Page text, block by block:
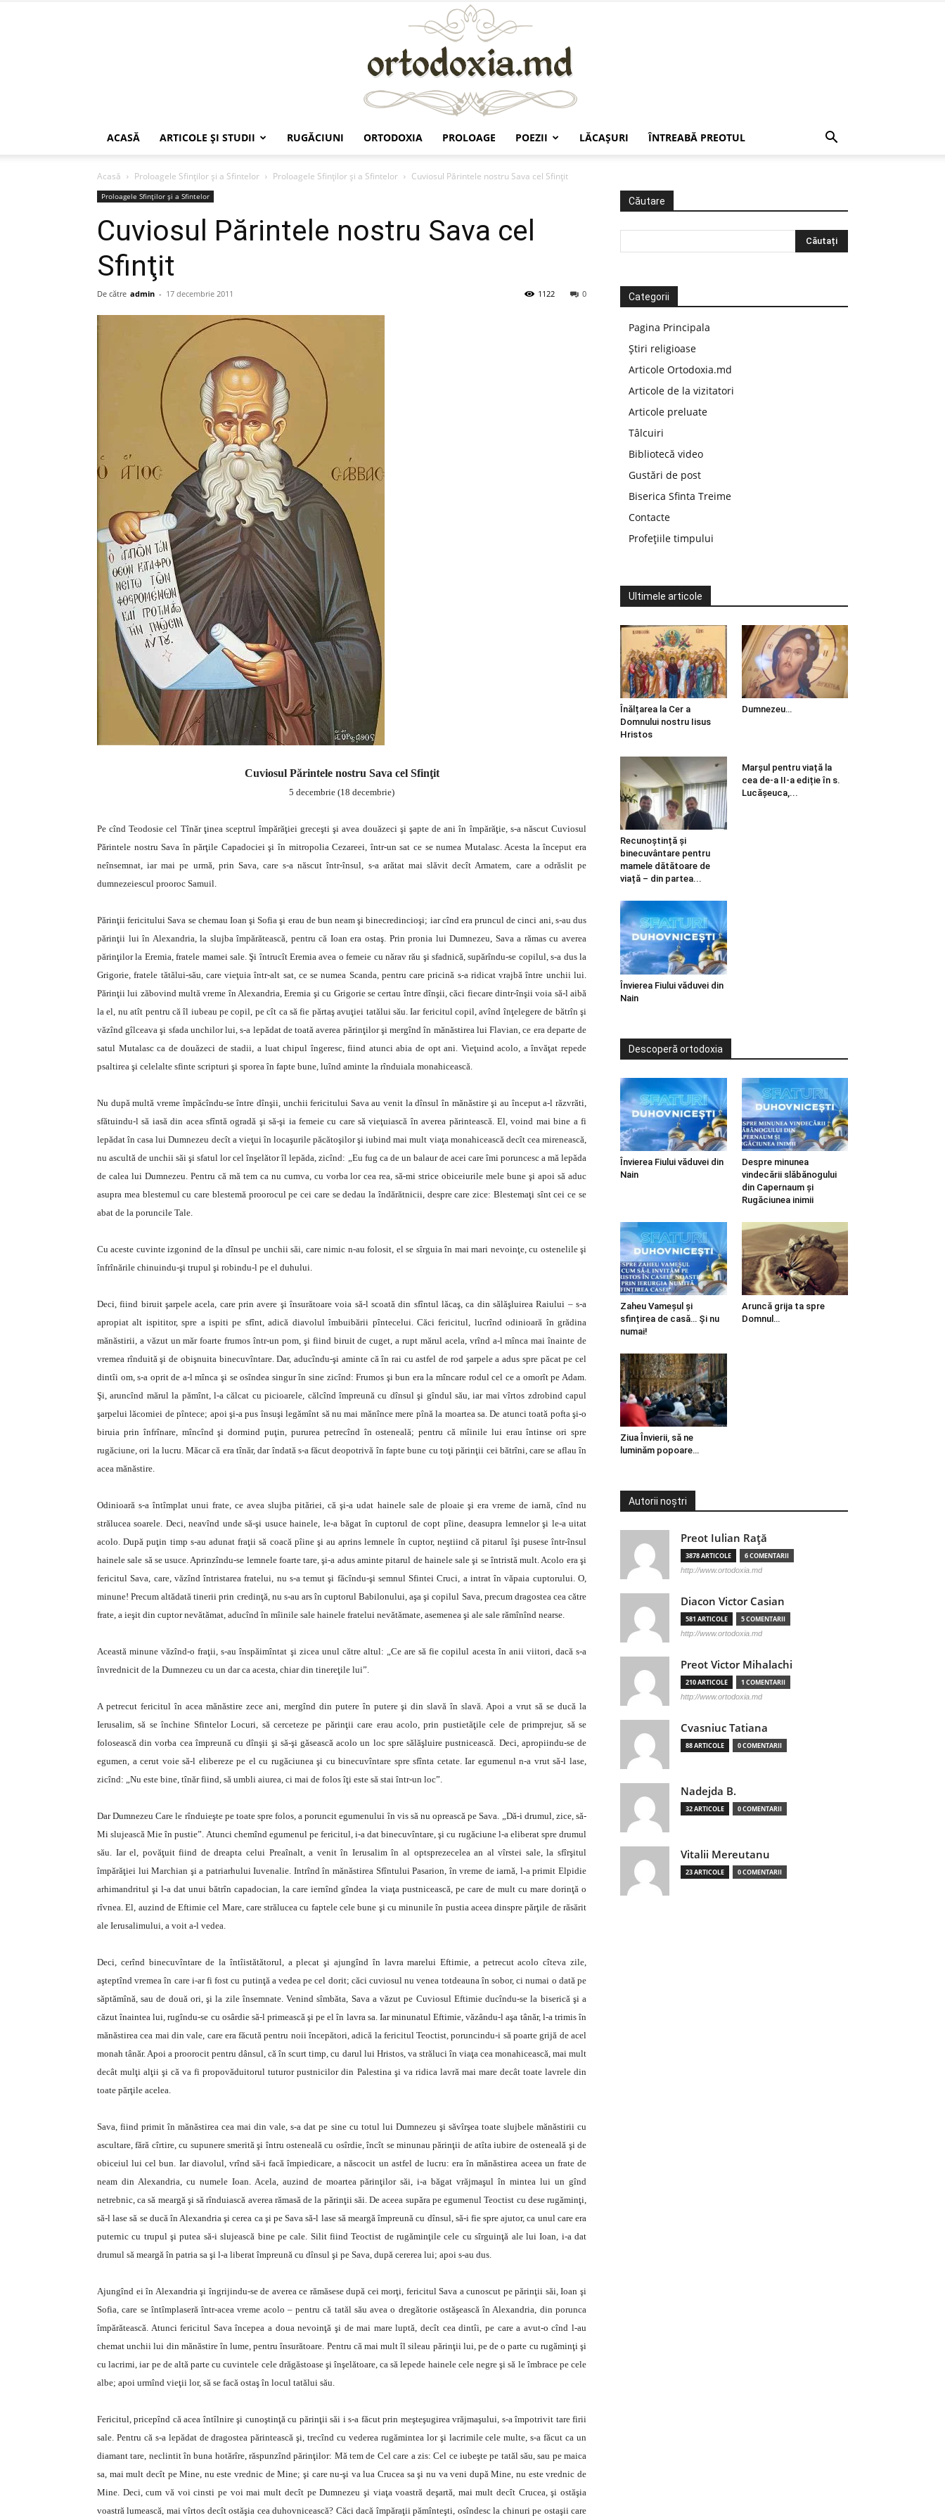
ACASĂ ARTICOLE ŞI STUDII RUGĂCIUNI ORTODOXIA PROLOAGE POEZII LĂCAŞURI ÎNTREABĂ PREOTUL
Acasă Proloagele Sfinților și a Sfintelor Proloagele Sfinților și a Sfintelor Cuviosul Părintele nostru Sava cel Sfinţit
Proloagele Sfinților și a Sfintelor
Cuviosul Părintele nostru Sava cel
Sfinţit
De către admin - 17 decembrie 2011 0
1122
Cuviosul Părintele nostru Sava cel Sfinţit
5 decembrie (18 decembrie)
Pe cînd Teodosie cel Tînăr ţinea sceptrul împărăţiei greceşti şi avea douăzeci şi şapte de ani în împărăţie, s-a născut Cuviosul
Părintele nostru Sava în părţile Capadociei şi în mitropolia Cezareei, într-un sat ce se numea Mutalasc. Acesta la început era
neînsemnat, iar mai pe urmă, prin Sava, care s-a născut într-însul, s-a arătat mai slăvit decît Armatem, care a odrăslit pe
dumnezeiescul prooroc Samuil.
Părinţii fericitului Sava se chemau Ioan şi Sofia şi erau de bun neam şi binecredincioşi; iar cînd era pruncul de cinci ani, s-au dus
părinţii lui în Alexandria, la slujba împărătească, pentru că Ioan era ostaş. Prin pronia lui Dumnezeu, Sava a rămas cu averea
părinţilor la Eremia, fratele mamei sale. Şi întrucît Eremia avea o femeie cu nărav rău şi sfadnică, supărîndu-se copilul, s-a dus la
Grigorie, fratele tătălui-său, care vieţuia într-alt sat, ce se numea Scanda, pentru care pricină s-a ridicat vrajbă între unchii lui.
Părinţii lui zăbovind multă vreme în Alexandria, Eremia şi cu Grigorie se certau între dînşii, căci fiecare dintr-înşii voia să-l aibă
la el, nu atît pentru că îl iubeau pe copil, pe cît ca să fie părtaş avuţiei tatălui său. Iar fericitul copil, avînd înţelegere de bătrîn şi
văzînd gîlceava şi sfada unchilor lui, s-a lepădat de toată averea părinţilor şi mergînd în mănăstirea lui Flavian, ce era departe de
satul Mutalasc ca de douăzeci de stadii, a luat chipul îngeresc, fiind atunci abia de opt ani. Vieţuind acolo, a învăţat repede
psaltirea şi celelalte sfinte scripturi şi sporea în fapte bune, luînd aminte la rînduiala monahicească.
Nu după multă vreme împăcîndu-se între dînşii, unchii fericitului Sava au venit la dînsul în mănăstire şi au început a-l răzvrăti,
sfătuindu-l să iasă din acea sfîntă ogradă şi să-şi ia femeie cu care să vieţuiască în averea părintească. El, voind mai bine a fi
lepădat în casa lui Dumnezeu decît a vieţui în locaşurile păcătoşilor şi iubind mai mult viaţa monahicească decît cea mirenească,
nu ascultă de unchii săi şi sfatul lor cel înşelător îl lepăda, zicînd: „Eu fug ca de un balaur de acei care îmi poruncesc a mă lepăda
de calea lui Dumnezeu. Pentru că mă tem ca nu cumva, cu vorba lor cea rea, să-mi strice obiceiurile mele bune şi apoi să aduc
asupra mea blestemul cu care blestemă proorocul pe cei care se dedau la îndărătnicii, despre care zice: Blestemaţi sînt cei ce se
abat de la poruncile Tale.
Cu aceste cuvinte izgonind de la dînsul pe unchii săi, care nimic n-au folosit, el se sîrguia în mai mari nevoinţe, cu ostenelile şi
înfrînările chinuindu-şi trupul şi robindu-l pe el duhului.
Deci, fiind biruit şarpele acela, care prin avere şi însurătoare voia să-l scoată din sfîntul lăcaş, ca din sălăşluirea Raiului – s-a
apropiat alt ispititor, spre a ispiti pe sfînt, adică diavolul îmbuibării pîntecelui. Căci fericitul, lucrînd odinioară în grădina
mănăstirii, a văzut un măr foarte frumos într-un pom, şi fiind biruit de cuget, a rupt mărul acela, vrînd a-l mînca mai înainte de
vremea rînduită şi de obişnuita binecuvîntare. Dar, aducîndu-şi aminte că în rai cu astfel de rod şarpele a adus spre păcat pe cel
dintîi om, s-a oprit de a-l mînca şi se osîndea singur în sine zicînd: Frumos şi bun era la mîncare rodul cel ce a omorît pe Adam.
Şi, aruncînd mărul la pămînt, l-a călcat cu picioarele, călcînd împreună cu dînsul şi gîndul său, iar mai vîrtos zdrobind capul
şarpelui lăcomiei de pîntece; apoi şi-a pus însuşi legămînt să nu mai mănînce mere pînă la moartea sa. De atunci toată pofta şi-o
biruia prin înfrînare, mîncînd şi dormind puţin, pururea petrecînd în osteneală; pentru că mîinile lui erau întinse ori spre
rugăciune, ori la lucru. Măcar că era tînăr, dar îndată s-a făcut deopotrivă în fapte bune cu toţi părinţii cei bătrîni, care se aflau în
acea mănăstire.
Odinioară s-a întîmplat unui frate, ce avea slujba pităriei, că şi-a udat hainele sale de ploaie şi era vreme de iarnă, cînd nu
strălucea soarele. Deci, neavînd unde să-şi usuce hainele, le-a băgat în cuptorul de copt pîine, deasupra lemnelor şi le-a uitat
acolo. După puţin timp s-au adunat fraţii să coacă pîine şi au aprins lemnele în cuptor, neştiind că pitarul îşi pusese într-însul
hainele sale să se usuce. Aprinzîndu-se lemnele foarte tare, şi-a adus aminte pitarul de hainele sale şi se întristă mult. Acolo era şi
fericitul Sava, care, văzînd întristarea fratelui, nu s-a temut şi făcîndu-şi semnul Sfintei Cruci, a intrat în văpaia cuptorului. O,
minune! Precum altădată tinerii prin credinţă, nu s-au ars în cuptorul Babilonului, aşa şi copilul Sava, precum dragostea cea către
frate, a ieşit din cuptor nevătămat, aducînd în mîinile sale hainele fratelui nevătămate, asemenea şi ale sale rămînînd nearse.
Această minune văzînd-o fraţii, s-au înspăimîntat şi zicea unul către altul: „Ce are să fie copilul acesta în anii viitori, dacă s-a
învrednicit de la Dumnezeu cu un dar ca acesta, chiar din tinereţile lui”.
A petrecut fericitul în acea mănăstire zece ani, mergînd din putere în putere şi din slavă în slavă. Apoi a vrut să se ducă la
Ierusalim, să se închine Sfintelor Locuri, să cerceteze pe părinţii care erau acolo, prin pustietăţile cele de primprejur, să se
folosească din vorba cea împreună cu dînşii şi să-şi găsească acolo un loc spre sălăşluire pustnicească. Deci, apropiindu-se de
egumen, a cerut voie să-l elibereze pe el cu rugăciunea şi cu binecuvîntare spre sfînta cetate. Iar egumenul n-a vrut să-l lase,
zicînd: „Nu este bine, tînăr fiind, să umbli aiurea, ci mai de folos îţi este să stai într-un loc”.
Dar Dumnezeu Care le rînduieşte pe toate spre folos, a poruncit egumenului în vis să nu oprească pe Sava. „Dă-i drumul, zice, să-
Mi slujească Mie în pustie”. Atunci chemînd egumenul pe fericitul, i-a dat binecuvîntare, şi cu rugăciune l-a eliberat spre drumul
său. Iar el, povăţuit fiind de dreapta celui Preaînalt, a venit în Ierusalim în al optsprezecelea an al vîrstei sale, la sfîrşitul
împărăţiei lui Marchian şi a patriarhului Iuvenalie. Intrînd în mănăstirea Sfîntului Pasarion, în vreme de iarnă, l-a primit Elpidie
arhimandritul şi l-a dat unui bătrîn capadocian, la care iernînd gîndea la viaţa pustnicească, pe care de mult cu mare dorinţă o
rîvnea. El, auzind de Eftimie cel Mare, care strălucea cu faptele cele bune şi cu minunile în pustia aceea dinspre părţile de răsărit
ale Ierusalimului, a voit a-l vedea.
Deci, cerînd binecuvîntare de la întîistătătorul, a plecat şi ajungînd în lavra marelui Eftimie, a petrecut acolo cîteva zile,
aşteptînd vremea în care i-ar fi fost cu putinţă a vedea pe cel dorit; căci cuviosul nu venea totdeauna în sobor, ci numai o dată pe
săptămînă, sau de două ori, şi la zile însemnate. Venind sîmbăta, Sava a văzut pe Cuviosul Eftimie ducîndu-se la biserică şi a
căzut înaintea lui, rugîndu-se cu osârdie să-l primească şi pe el în lavra sa. Iar minunatul Eftimie, văzându-l aşa tânăr, l-a trimis în
mănăstirea cea mai din vale, care era făcută pentru noii începători, adică la fericitul Teoctist, poruncindu-i să poarte grijă de acel
monah tânăr. Apoi a proorocit pentru dânsul, că în scurt timp, cu darul lui Hristos, va străluci în viaţa cea monahicească, mai mult
decât mulţi alţii şi că va fi propovăduitorul tuturor pustnicilor din Palestina şi va ridica lavră mai mare decât toate lavrele din
toate părţile acelea.
Sava, fiind primit în mănăstirea cea mai din vale, s-a dat pe sine cu totul lui Dumnezeu şi săvîrşea toate slujbele mănăstirii cu
ascultare, fără cîrtire, cu supunere smerită şi întru osteneală cu osîrdie, încît se minunau părinţii de atîta iubire de osteneală şi de
obiceiul lui cel bun. Iar diavolul, vrînd să-i facă împiedicare, a născocit un astfel de lucru: era în mănăstirea aceea un frate de
neam din Alexandria, cu numele Ioan. Acela, auzind de moartea părinţilor săi, i-a băgat vrăjmaşul în mintea lui un gînd
netrebnic, ca să meargă şi să rînduiască averea rămasă de la părinţii săi. De aceea supăra pe egumenul Teoctist cu dese rugăminţi,
să-l lase să se ducă în Alexandria şi cerea ca şi pe Sava să-l lase să meargă împreună cu dînsul, să-i fie spre ajutor, ca unul care era
puternic cu trupul şi putea să-i slujească bine pe cale. Silit fiind Teoctist de rugăminţile cele cu sîrguinţă ale lui Ioan, i-a dat
drumul să meargă în patria sa şi l-a liberat împreună cu dînsul şi pe Sava, după cererea lui; apoi s-au dus.
Ajungînd ei în Alexandria şi îngrijindu-se de averea ce rămăsese după cei morţi, fericitul Sava a cunoscut pe părinţii săi, Ioan şi
Sofia, care se întîmplaseră într-acea vreme acolo – pentru că tatăl său avea o dregătorie ostăşească în Alexandria, din porunca
împărătească. Atunci fericitul Sava începea a doua nevoinţă şi de mai mare luptă, decît cea dintîi, pe care a avut-o cînd l-au
chemat unchii lui din mănăstire în lume, pentru însurătoare. Pentru că mai mult îl sileau părinţii lui, pe de o parte cu rugăminţi şi
cu lacrimi, iar pe de altă parte cu cuvintele cele drăgăstoase şi înşelătoare, ca să lepede hainele cele negre şi să le îmbrace pe cele
albe; apoi urmînd vieţii lor, să se facă ostaş în locul tatălui său.
Fericitul, pricepînd că acea întîlnire şi cunoştinţă cu părinţii săi i s-a făcut prin meşteşugirea vrăjmaşului, s-a împotrivit tare firii
sale. Pentru că s-a lepădat de dragostea părintească şi, trecînd cu vederea rugămintea lor şi lacrimile cele multe, s-a făcut ca un
diamant tare, neclintit în buna hotărîre, răspunzînd părinţilor: Mă tem de Cel care a zis: Cel ce iubeşte pe tatăl său, sau pe maica
sa, mai mult decît pe Mine, nu este vrednic de Mine; şi care nu-şi va lua Crucea sa şi nu va veni după Mine, nu este vrednic de
Mine. Deci, cum vă voi cinsti pe voi mai mult decît pe Dumnezeu şi viaţa voastră deşartă, mai mult decît Crucea, şi ostăşia
voastră lumească, mai vîrtos decît ostăşia cea duhovnicească? Căci dacă împăraţii pămînteşti, osîndesc la chinuri pe ostaşii care
Căutare
Categorii
Pagina Principala
Știri religioase
Articole Ortodoxia.md
Articole de la vizitatori
Articole preluate
Tâlcuiri
Bibliotecă video
Gustări de post
Biserica Sfinta Treime
Contacte
Profețiile timpului
Ultimele articole
Înălțarea la Cer a
Domnului nostru Iisus
Hristos
Dumnezeu…
Recunoștință și
binecuvântare pentru
mamele dătătoare de
viață – din partea...
Marșul pentru viață la
cea de-a II-a ediție în s.
Lucășeuca,...
Învierea Fiului văduvei din
Nain
Descoperă ortodoxia
Învierea Fiului văduvei din
Nain
Despre minunea
vindecării slăbănogului
din Capernaum și
Rugăciunea inimii
Zaheu Vameșul și
sfințirea de casă… Și nu
numai!
Aruncă grija ta spre
Domnul…
Ziua Învierii, să ne
luminăm popoare…
Autorii noștri
Preot Iulian Raţă
3878 ARTICOLE 6 COMENTARII
http://www.ortodoxia.md
Diacon Victor Casian
581 ARTICOLE 5 COMENTARII
http://www.ortodoxia.md
Preot Victor Mihalachi
210 ARTICOLE 1 COMENTARII
http://www.ortodoxia.md
Cvasniuc Tatiana
88 ARTICOLE 0 COMENTARII
Nadejda B.
32 ARTICOLE 0 COMENTARII
Vitalii Mereutanu
23 ARTICOLE 0 COMENTARII